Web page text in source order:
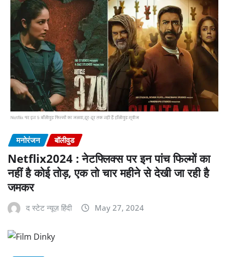
मनोरंजन बॉलीवुड
Netflix2024 : नेटफ्लिक्स पर इन पांच फिल्मों का
नहीं है कोई तोड़, एक तो चार महीने से देखी जा रही है
जमकर
द स्टेट न्यूज़ हिंदी May 27, 2024